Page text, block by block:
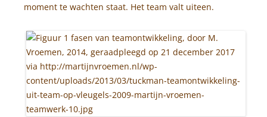
moment te wachten staat. Het team valt uiteen.